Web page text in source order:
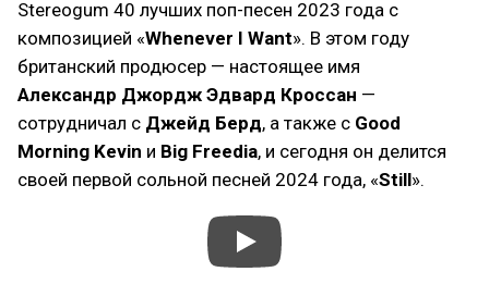
Stereogum 40 лучших поп-песен 2023 года с
композицией «Whenever I Want». В этом году
британский продюсер — настоящее имя
Александр Джордж Эдвард Кроссан —
сотрудничал с Джейд Берд, а также с Good
Morning Kevin и Big Freedia, и сегодня он делится
своей первой сольной песней 2024 года, «Still».